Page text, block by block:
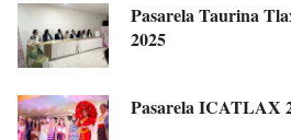
Pasarela Taurina
2025
Pasarela ICATLAX